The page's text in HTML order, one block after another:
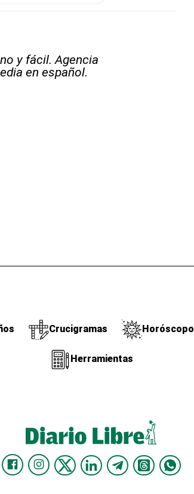
y fácil. Agencia
en español.
Crucigramas Horóscopo
Herramientas